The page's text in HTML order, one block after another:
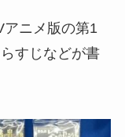
アニメ版の第1
すじなどが書